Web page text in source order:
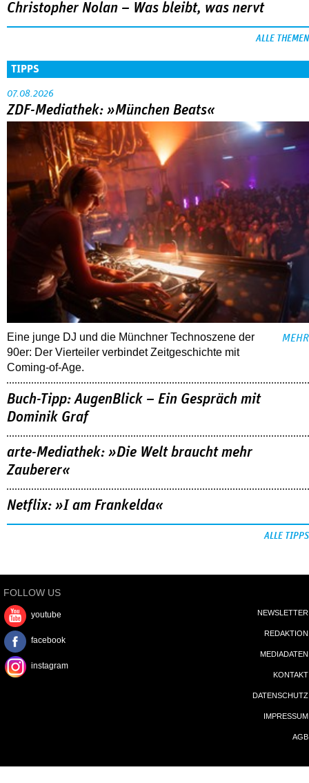
Christopher Nolan – Was bleibt, was nervt
ALLE THEMEN
TIPPS
07.08.2026
ZDF-Mediathek: »München Beats«
Eine junge DJ und die Münchner Technoszene der
90er: Der Vierteiler verbindet Zeitgeschichte mit
Coming-of-Age.
MEHR
Buch-Tipp: AugenBlick – Ein Gespräch mit
Dominik Graf
arte-Mediathek: »Die Welt braucht mehr
Zauberer«
Netflix: »I am Frankelda«
ALLE TIPPS
FOLLOW US
youtube
facebook
instagram
NEWSLETTER
REDAKTION
MEDIADATEN
KONTAKT
DATENSCHUTZ
IMPRESSUM
AGB